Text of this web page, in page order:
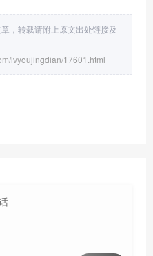
，转载请附上原文出处链接及
lvyoujingdian/17601.html